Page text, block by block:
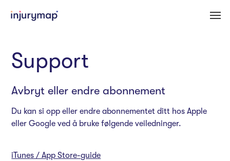
Support
Avbryt eller endre abonnement
Du kan si opp eller endre abonnementet ditt hos Apple
eller Google ved å bruke følgende veiledninger.
iTunes / App Store-guide